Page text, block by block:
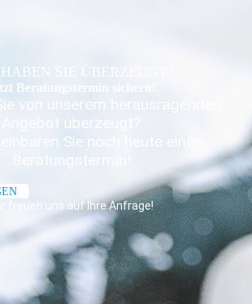
SIE ÜBERZEUGT?
Beratungs­termin sichern!
von unserem herausragenden
Angebot überzeugt?
Sie noch heute einen
Beratungstermin!
freuen uns auf Ihre Anfrage!